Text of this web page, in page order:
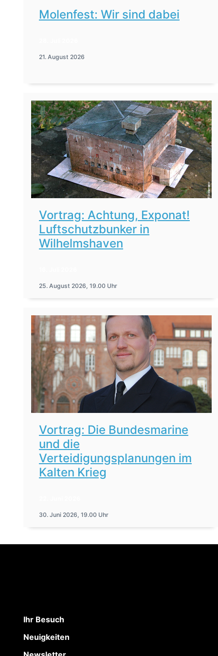
Molenfest: Wir sind dabei
21. August 2026
Vortrag: Achtung, Exponat!
Luftschutzbunker in
Wilhelmshaven
25. August 2026, 19.00 Uhr
Vortrag: Die Bundesmarine
und die
Verteidigungsplanungen im
Kalten Krieg
30. Juni 2026, 19.00 Uhr
Ihr Besuch
Neuigkeiten